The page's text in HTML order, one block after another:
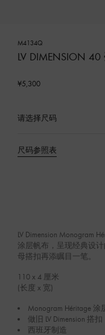
M4134Q
LV DIMENSION
¥5,300
请选择尺码
已
品
尺码参照表
LV Dimension Monogram
涂层帆布，呈现经典设
母搭扣再添瞩目一笔。
110 x 4厘米
(长度 x 宽)
Monogram Héritage 涂
做旧 LV Dimension 搭扣
西班牙制造